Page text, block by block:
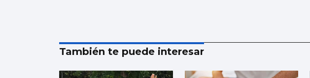
También te puede interesar